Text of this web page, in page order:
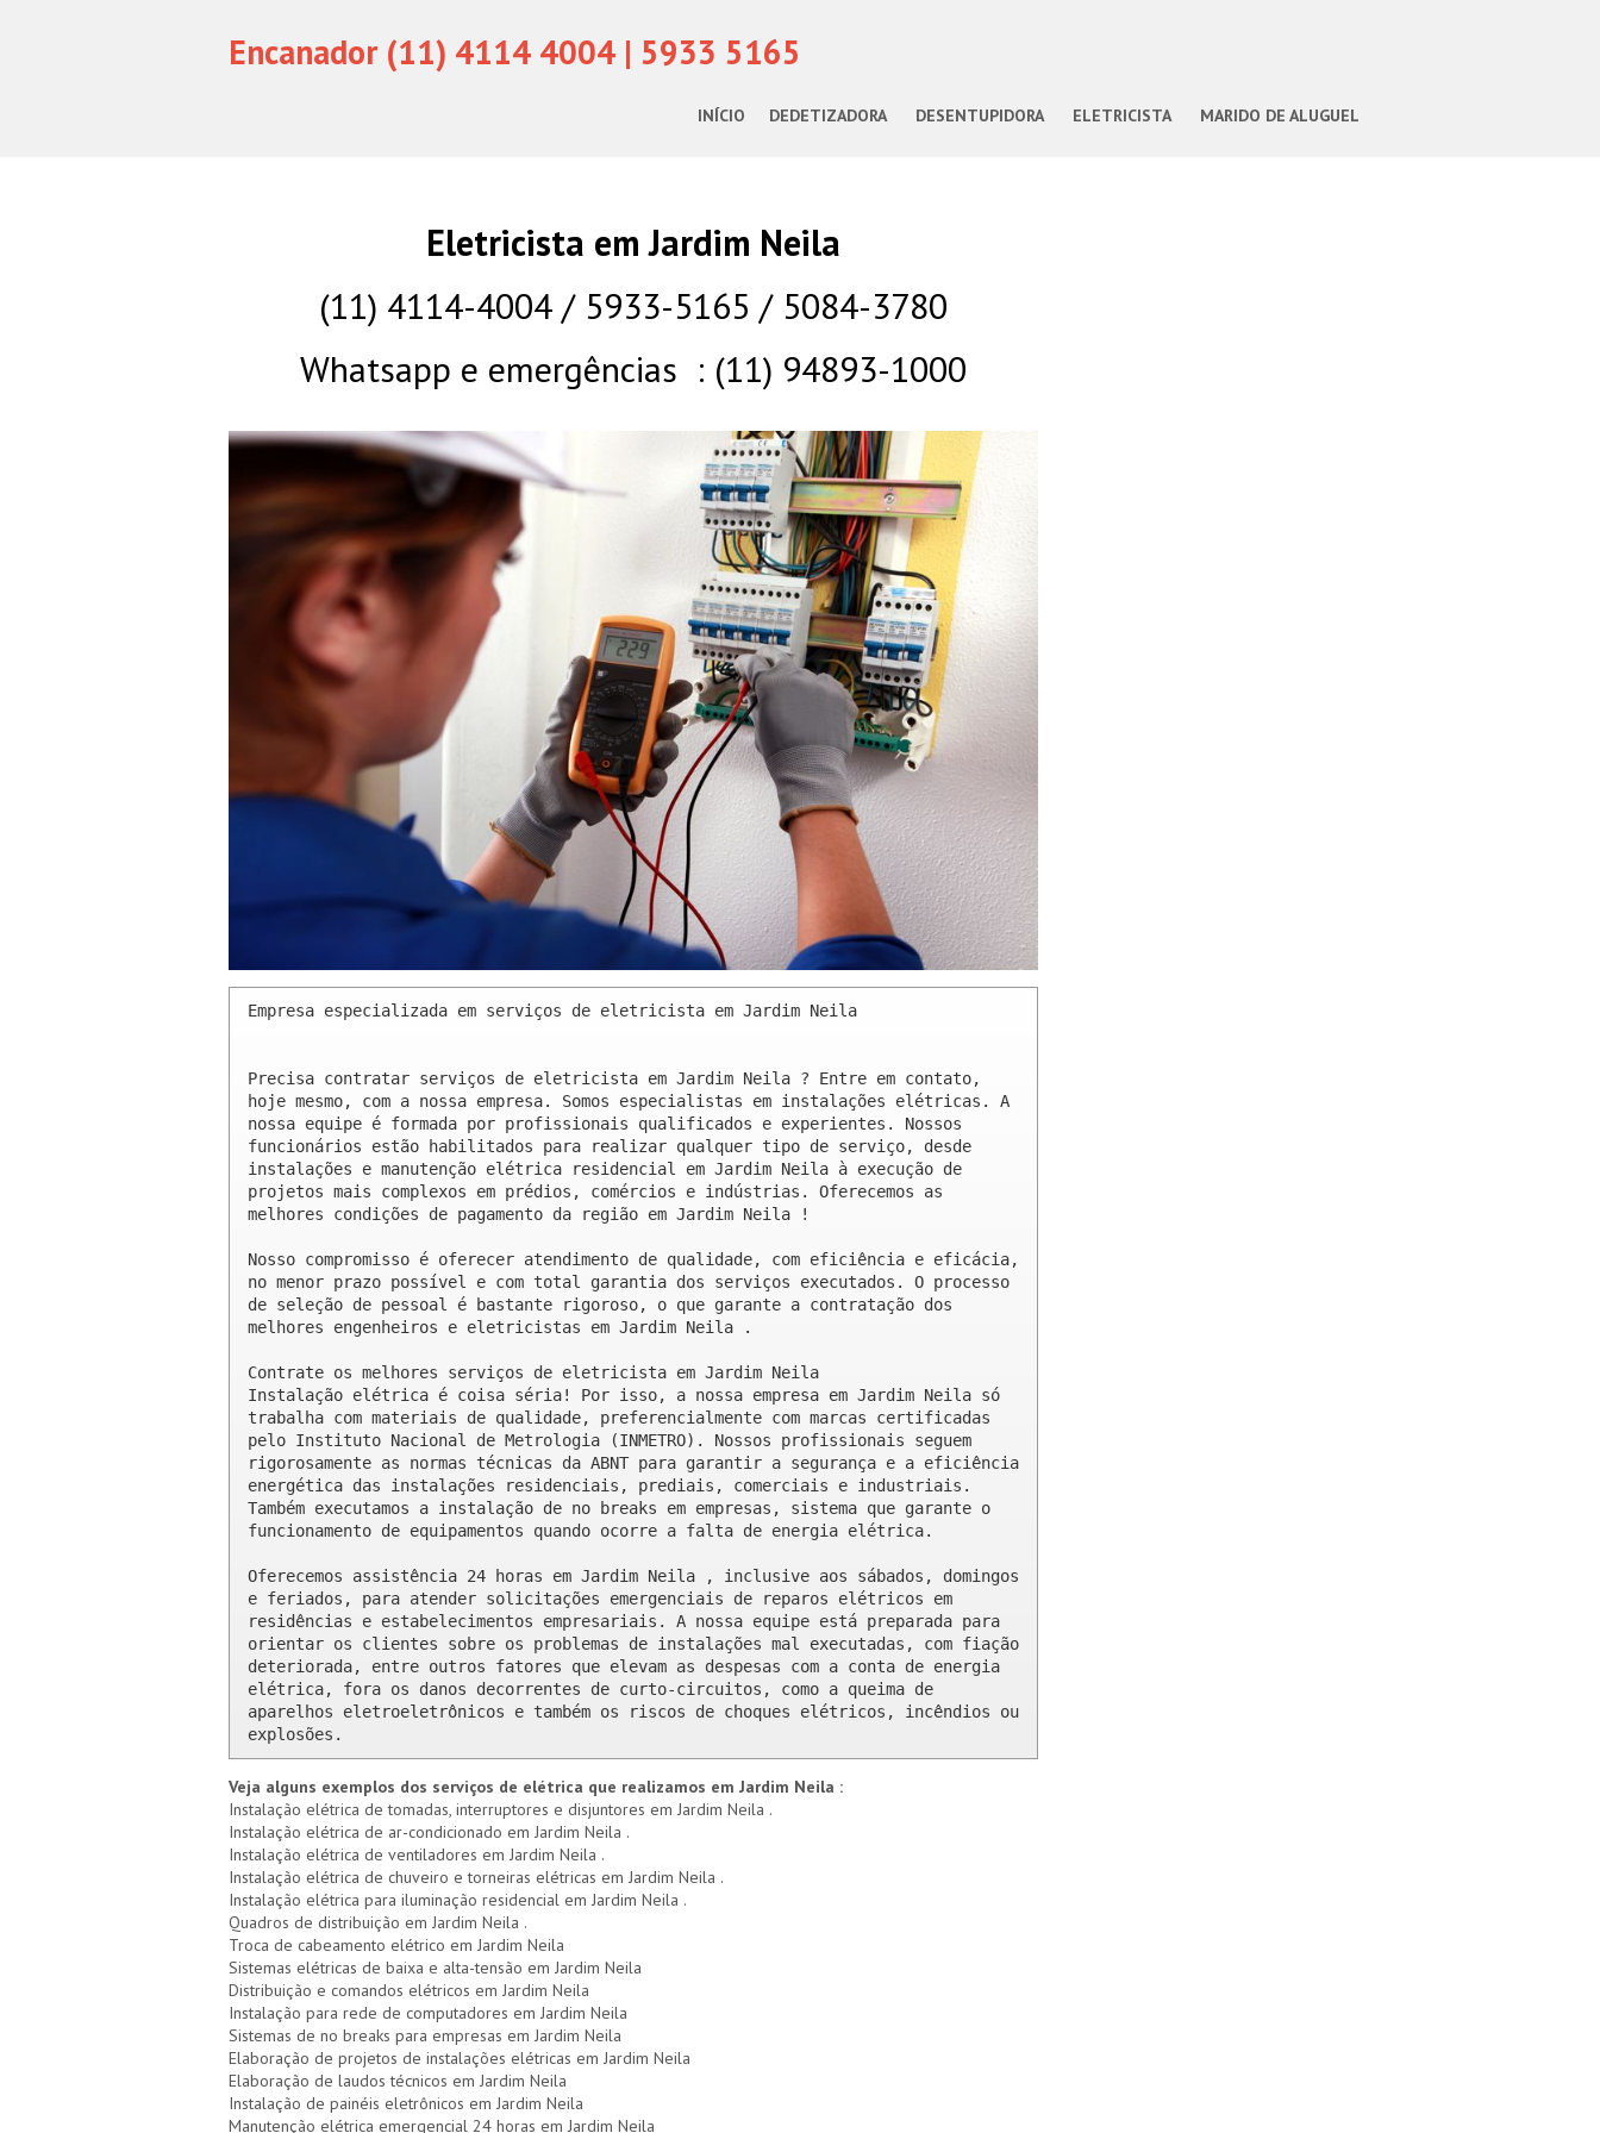
Encanador (11) 4114 4004 | 5933 5165
INÍCIO DEDETIZADORA DESENTUPIDORA ELETRICISTA MARIDO DE ALUGUEL
Eletricista em Jardim Neila
(11) 4114-4004 / 5933-5165 / 5084-3780
Whatsapp e emergências : (11) 94893-1000
Empresa especializada em serviços de eletricista em Jardim Neila
Precisa contratar serviços de eletricista em Jardim Neila ? Entre em contato,
hoje mesmo, com a nossa empresa. Somos especialistas em instalações elétricas. A
nossa equipe é formada por profissionais qualificados e experientes. Nossos
funcionários estão habilitados para realizar qualquer tipo de serviço, desde
instalações e manutenção elétrica residencial em Jardim Neila à execução de
projetos mais complexos em prédios, comércios e indústrias. Oferecemos as
melhores condições de pagamento da região em Jardim Neila !
Nosso compromisso é oferecer atendimento de qualidade, com eficiência e eficácia,
no menor prazo possível e com total garantia dos serviços executados. O processo
de seleção de pessoal é bastante rigoroso, o que garante a contratação dos
melhores engenheiros e eletricistas em Jardim Neila .
Contrate os melhores serviços de eletricista em Jardim Neila
Instalação elétrica é coisa séria! Por isso, a nossa empresa em Jardim Neila só
trabalha com materiais de qualidade, preferencialmente com marcas certificadas
pelo Instituto Nacional de Metrologia (INMETRO). Nossos profissionais seguem
rigorosamente as normas técnicas da ABNT para garantir a segurança e a eficiência
energética das instalações residenciais, prediais, comerciais e industriais.
Também executamos a instalação de no breaks em empresas, sistema que garante o
funcionamento de equipamentos quando ocorre a falta de energia elétrica.
Oferecemos assistência 24 horas em Jardim Neila , inclusive aos sábados, domingos
e feriados, para atender solicitações emergenciais de reparos elétricos em
residências e estabelecimentos empresariais. A nossa equipe está preparada para
orientar os clientes sobre os problemas de instalações mal executadas, com fiação
deteriorada, entre outros fatores que elevam as despesas com a conta de energia
elétrica, fora os danos decorrentes de curto-circuitos, como a queima de
aparelhos eletroeletrônicos e também os riscos de choques elétricos, incêndios ou
explosões.
Veja alguns exemplos dos serviços de elétrica que realizamos em Jardim Neila :
Instalação elétrica de tomadas, interruptores e disjuntores em Jardim Neila .
Instalação elétrica de ar-condicionado em Jardim Neila .
Instalação elétrica de ventiladores em Jardim Neila .
Instalação elétrica de chuveiro e torneiras elétricas em Jardim Neila .
Instalação elétrica para iluminação residencial em Jardim Neila .
Quadros de distribuição em Jardim Neila .
Troca de cabeamento elétrico em Jardim Neila
Sistemas elétricas de baixa e alta-tensão em Jardim Neila
Distribuição e comandos elétricos em Jardim Neila
Instalação para rede de computadores em Jardim Neila
Sistemas de no breaks para empresas em Jardim Neila
Elaboração de projetos de instalações elétricas em Jardim Neila
Elaboração de laudos técnicos em Jardim Neila
Instalação de painéis eletrônicos em Jardim Neila
Manutenção elétrica emergencial 24 horas em Jardim Neila